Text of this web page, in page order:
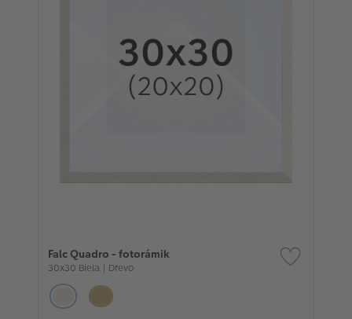
Falc Quadro - fotorámik
30x30 Biela | Drevo